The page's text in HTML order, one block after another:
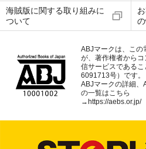
海賊版に関する取り組みに
ついて
ABJマークは、この
が、著作権者から
信サービスである
6091713号）です。
ABJマークの詳細、
の一覧はこちら
→ https://aebs.or.jp/